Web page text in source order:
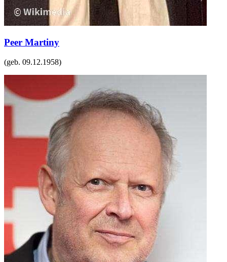
Peer Martiny
(geb. 09.12.1958)